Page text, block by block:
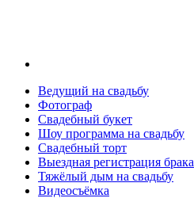
Ведущий на свадьбу
Фотограф
Свадебный букет
Шоу программа на свадьбу
Свадебный торт
Выездная регистрация брака
Тяжёлый дым на свадьбу
Видеосъёмка